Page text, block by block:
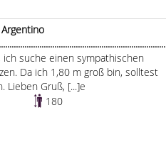
ich suche einen sympathischen
Da ich 1,80 m groß bin, solltest
Lieben Gruß, [...]e
180